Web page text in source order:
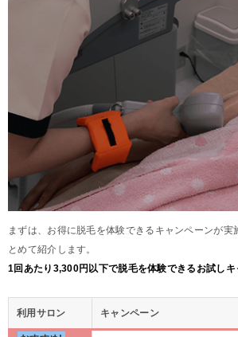
まずは、お得に脱毛を体験できるキャンペーンが実
とめて紹介します。
1回あたり3,300円以下で脱毛を体験できるお試し
利用サロン キャンペーン